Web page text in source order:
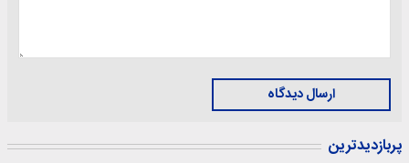
ارسال دیدگاه
پربازدیدترین